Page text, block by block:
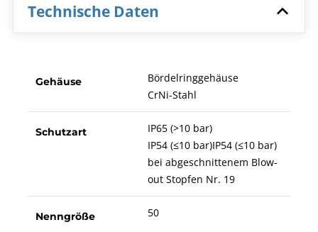
Technische Daten
Gehäuse
Bördelringgehäuse
CrNi-Stahl
Schutzart
IP65 (>10 bar)
IP54 (≤10 bar)IP54 (≤10 bar)
bei abgeschnittenem Blow-
out Stopfen Nr. 19
Nenngröße 50